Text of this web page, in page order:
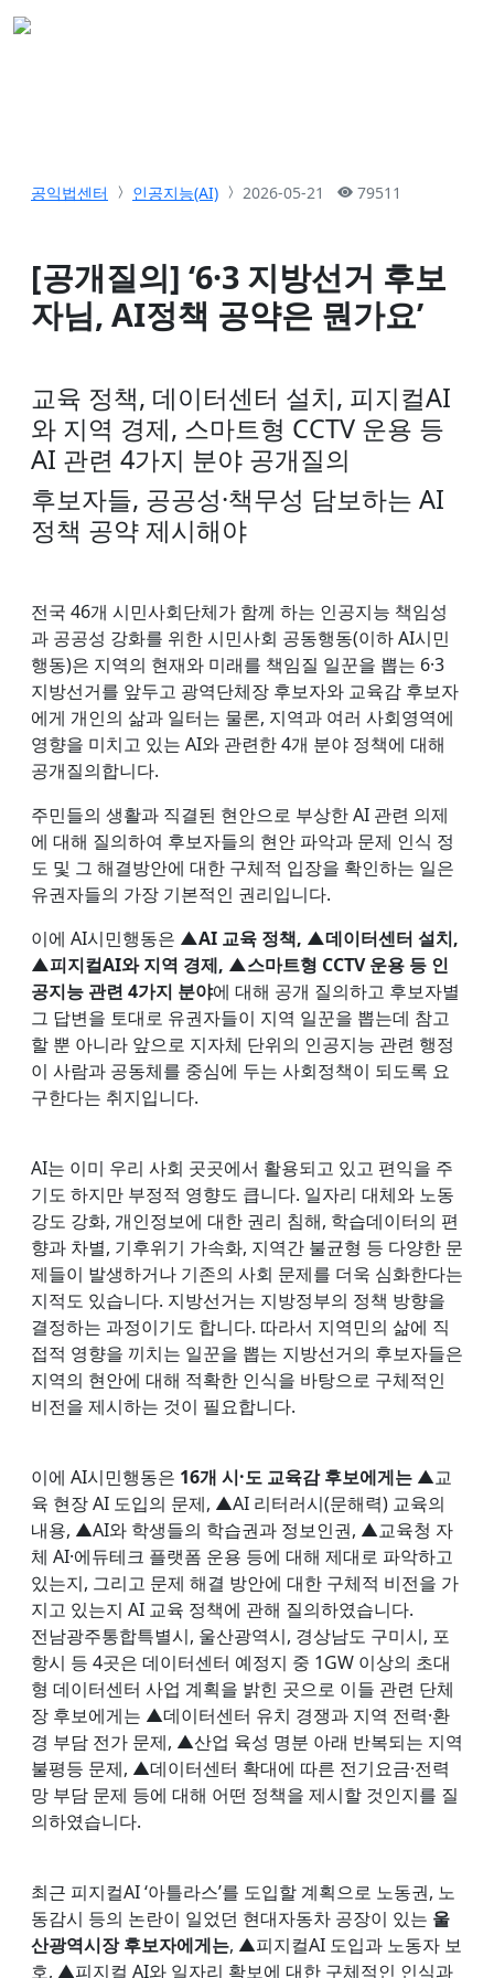
공익법센터 인공지능(AI) 2026-05-21 79511
[공개질의] ‘6·3 지방선거 후보
자님, AI정책 공약은 뭔가요’
교육 정책, 데이터센터 설치, 피지컬AI
와 지역 경제, 스마트형 CCTV 운용 등
AI 관련 4가지 분야 공개질의
후보자들, 공공성·책무성 담보하는 AI
정책 공약 제시해야
전국 46개 시민사회단체가 함께 하는 인공지능 책임성
과 공공성 강화를 위한 시민사회 공동행동(이하 AI시민
행동)은 지역의 현재와 미래를 책임질 일꾼을 뽑는 6·3
지방선거를 앞두고 광역단체장 후보자와 교육감 후보자
에게 개인의 삶과 일터는 물론, 지역과 여러 사회영역에
영향을 미치고 있는 AI와 관련한 4개 분야 정책에 대해
공개질의합니다.
주민들의 생활과 직결된 현안으로 부상한 AI 관련 의제
에 대해 질의하여 후보자들의 현안 파악과 문제 인식 정
도 및 그 해결방안에 대한 구체적 입장을 확인하는 일은
유권자들의 가장 기본적인 권리입니다.
이에 AI시민행동은 ▲AI 교육 정책, ▲데이터센터 설치,
▲피지컬AI와 지역 경제, ▲스마트형 CCTV 운용 등 인
공지능 관련 4가지 분야에 대해 공개 질의하고 후보자별
그 답변을 토대로 유권자들이 지역 일꾼을 뽑는데 참고
할 뿐 아니라 앞으로 지자체 단위의 인공지능 관련 행정
이 사람과 공동체를 중심에 두는 사회정책이 되도록 요
구한다는 취지입니다.
AI는 이미 우리 사회 곳곳에서 활용되고 있고 편익을 주
기도 하지만 부정적 영향도 큽니다. 일자리 대체와 노동
강도 강화, 개인정보에 대한 권리 침해, 학습데이터의 편
향과 차별, 기후위기 가속화, 지역간 불균형 등 다양한 문
제들이 발생하거나 기존의 사회 문제를 더욱 심화한다는
지적도 있습니다. 지방선거는 지방정부의 정책 방향을
결정하는 과정이기도 합니다. 따라서 지역민의 삶에 직
접적 영향을 끼치는 일꾼을 뽑는 지방선거의 후보자들은
지역의 현안에 대해 적확한 인식을 바탕으로 구체적인
비전을 제시하는 것이 필요합니다.
이에 AI시민행동은 16개 시·도 교육감 후보에게는 ▲교
육 현장 AI 도입의 문제, ▲AI 리터러시(문해력) 교육의
내용, ▲AI와 학생들의 학습권과 정보인권, ▲교육청 자
체 AI·에듀테크 플랫폼 운용 등에 대해 제대로 파악하고
있는지, 그리고 문제 해결 방안에 대한 구체적 비전을 가
지고 있는지 AI 교육 정책에 관해 질의하였습니다.
전남광주통합특별시, 울산광역시, 경상남도 구미시, 포
항시 등 4곳은 데이터센터 예정지 중 1GW 이상의 초대
형 데이터센터 사업 계획을 밝힌 곳으로 이들 관련 단체
장 후보에게는 ▲데이터센터 유치 경쟁과 지역 전력·환
경 부담 전가 문제, ▲산업 육성 명분 아래 반복되는 지역
불평등 문제, ▲데이터센터 확대에 따른 전기요금·전력
망 부담 문제 등에 대해 어떤 정책을 제시할 것인지를 질
의하였습니다.
최근 피지컬AI ‘아틀라스’를 도입할 계획으로 노동권, 노
동감시 등의 논란이 일었던 현대자동차 공장이 있는 울
산광역시장 후보자에게는, ▲피지컬AI 도입과 노동자 보
호, ▲피지컬 AI와 일자리 확보에 대한 구체적인 인식과